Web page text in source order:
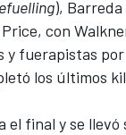
),
con
y fuerapistas por
los últimos
el final y se